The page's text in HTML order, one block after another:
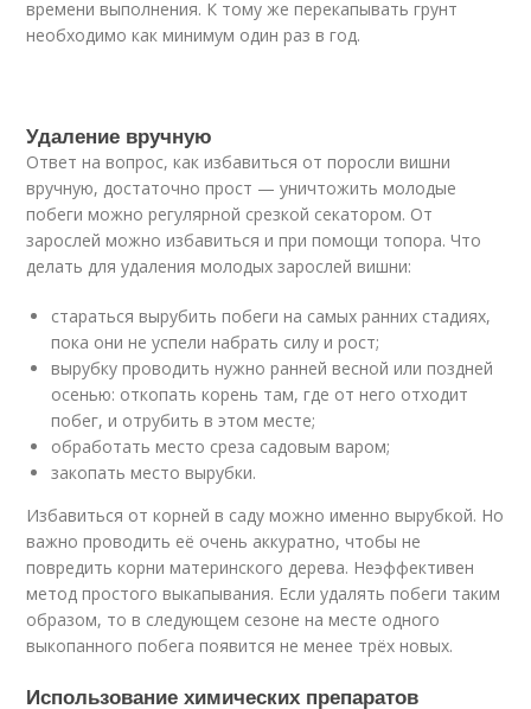
времени выполнения. К тому же перекапывать грунт
необходимо как минимум один раз в год.
Удаление вручную
Ответ на вопрос, как избавиться от поросли вишни
вручную, достаточно прост — уничтожить молодые
побеги можно регулярной срезкой секатором. От
зарослей можно избавиться и при помощи топора. Что
делать для удаления молодых зарослей вишни:
стараться вырубить побеги на самых ранних стадиях,
пока они не успели набрать силу и рост;
вырубку проводить нужно ранней весной или поздней
осенью: откопать корень там, где от него отходит
побег, и отрубить в этом месте;
обработать место среза садовым варом;
закопать место вырубки.
Избавиться от корней в саду можно именно вырубкой. Но
важно проводить её очень аккуратно, чтобы не
повредить корни материнского дерева. Неэффективен
метод простого выкапывания. Если удалять побеги таким
образом, то в следующем сезоне на месте одного
выкопанного побега появится не менее трёх новых.
Использование химических препаратов